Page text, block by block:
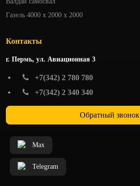
Газель 4000 x 2000 x 2000
Контакты
г. Пермь, ул. Авиационная 3
•
+7(342) 2 780 780
•
+7(342) 2 340 340
Обратный звонок
Max
Telegram